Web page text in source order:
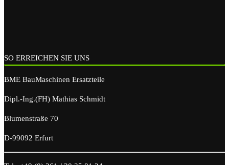
SO ERREICHEN SIE UNS
BME BauMaschinen Ersatzteile
Dipl.-Ing.(FH) Mathias Schmidt
Blumenstraße 70
D-99092 Erfurt